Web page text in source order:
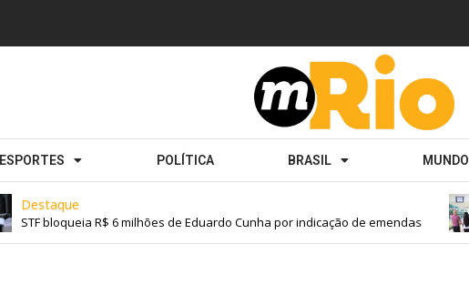
ESPORTES POLÍTICA BRASIL MUNDO
Destaque
STF bloqueia R$ 6 milhões de Eduardo Cunha por indicação de emendas